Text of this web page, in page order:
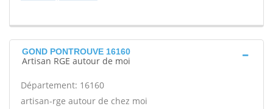
GOND PONTROUVE 16160
Artisan RGE autour de moi
Département: 16160
artisan-rge autour de chez moi